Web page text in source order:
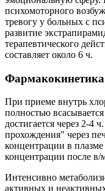
психомоторного
тревогу у больных с
развитие
терапевтического
составляет около 6 ч.
Фармакокинетика
При приеме внутрь
полностью
достигается через 2-4
прохождения" через
концентрации в
концентрации после в/
Интенсивно
активных и